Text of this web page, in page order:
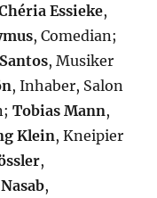
Essieke,
, Comedian;
, Musiker
, Inhaber, Salon
Tobias Mann,
Klein, Kneipier
,
,